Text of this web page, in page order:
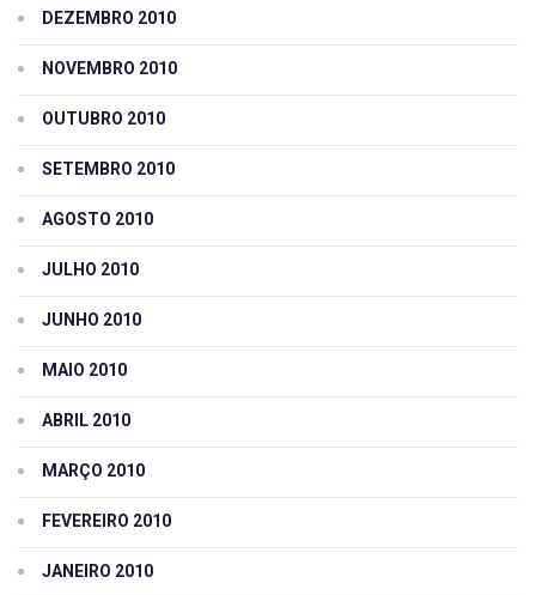
DEZEMBRO 2010
NOVEMBRO 2010
OUTUBRO 2010
SETEMBRO 2010
AGOSTO 2010
JULHO 2010
JUNHO 2010
MAIO 2010
ABRIL 2010
MARÇO 2010
FEVEREIRO 2010
JANEIRO 2010